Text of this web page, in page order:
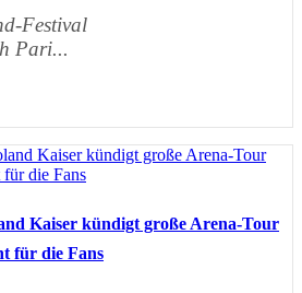
Festival
Pari...
Kaiser kündigt große Arena-Tour
für die Fans